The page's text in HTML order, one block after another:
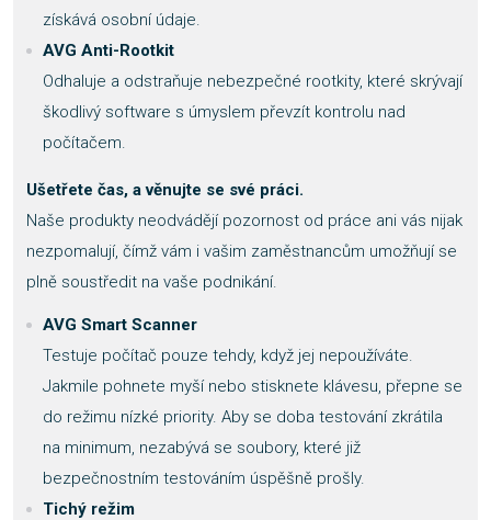
získává osobní údaje.
AVG Anti-Rootkit
Odhaluje a odstraňuje nebezpečné rootkity, které skrývají
škodlivý software s úmyslem převzít kontrolu nad
počítačem.
Ušetřete čas, a věnujte se své práci.
Naše produkty neodvádějí pozornost od práce ani vás nijak
nezpomalují, čímž vám i vašim zaměstnancům umožňují se
plně soustředit na vaše podnikání.
AVG Smart Scanner
Testuje počítač pouze tehdy, když jej nepoužíváte.
Jakmile pohnete myší nebo stisknete klávesu, přepne se
do režimu nízké priority. Aby se doba testování zkrátila
na minimum, nezabývá se soubory, které již
bezpečnostním testováním úspěšně prošly.
Tichý režim